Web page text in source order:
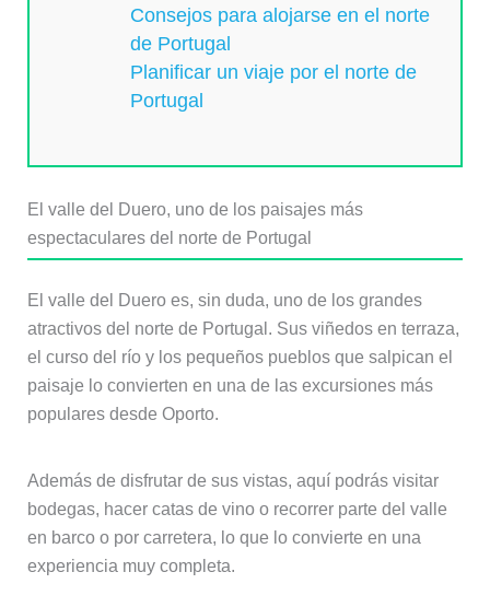
Consejos para alojarse en el norte
de Portugal
Planificar un viaje por el norte de
Portugal
El valle del Duero, uno de los paisajes más
espectaculares del norte de Portugal
El valle del Duero es, sin duda, uno de los grandes
atractivos del norte de Portugal. Sus viñedos en terraza,
el curso del río y los pequeños pueblos que salpican el
paisaje lo convierten en una de las excursiones más
populares desde Oporto.
Además de disfrutar de sus vistas, aquí podrás visitar
bodegas, hacer catas de vino o recorrer parte del valle
en barco o por carretera, lo que lo convierte en una
experiencia muy completa.